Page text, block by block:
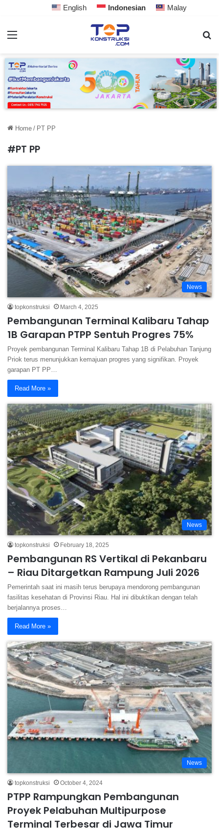
English Indonesian Malay
Home / PT PP
#PT PP
News
topkonstruksi March 4, 2025
Pembangunan Terminal Kalibaru Tahap
1B Garapan PTPP Sentuh Progres 75%
Proyek pembangunan Terminal Kalibaru Tahap 1B di Pelabuhan Tanjung
Priok terus menunjukkan kemajuan progres yang signifikan. Proyek
garapan PT PP…
Read More »
News
topkonstruksi February 18, 2025
Pembangunan RS Vertikal di Pekanbaru
– Riau Ditargetkan Rampung Juli 2026
Pemerintah saat ini masih terus berupaya mendorong pembangunan
fasilitas kesehatan di Provinsi Riau. Hal ini dibuktikan dengan telah
berjalannya proses…
Read More »
News
topkonstruksi October 4, 2024
PTPP Rampungkan Pembangunan
Proyek Pelabuhan Multipurpose
Terminal Terbesar di Jawa Timur